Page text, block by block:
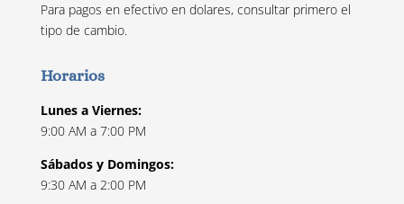
Para pagos en efectivo en dolares, consultar primero el
tipo de cambio.
Horarios
Lunes a Viernes:
9:00 AM a 7:00 PM
Sábados y Domingos:
9:30 AM a 2:00 PM